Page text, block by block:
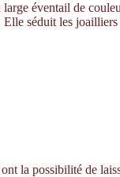
éventail de
séduit les
la possibilité de